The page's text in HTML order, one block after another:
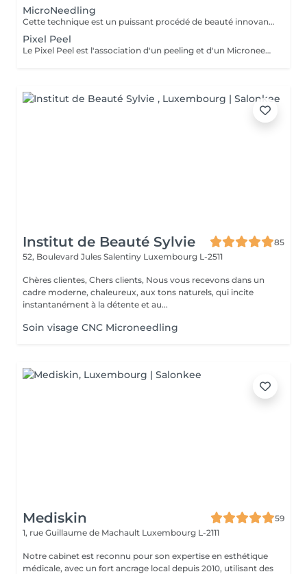
MicroNeedling
Cette technique est un puissant procédé de beauté innovant permettant de traiter les problèmes de peau et le vieillissement de celle-ci par une stimulation intense de la collagenèse. Le traitement idéal pour effacer les rides améliorer la texture de sa peau. 1 soin : 150€ Forfait 5 soins : 675€
Pixel Peel
Le Pixel Peel est l'association d'un peeling et d'un Microneedling dans la même séance, ce qui doublera donc l'efficacité du traitement et donnera des résultats plus rapides et plus durables. Une action de stimulation et régénération programmée dans la même séance avec des combinaisons d'actifs 100% personnalisés en fonction des problématiques traitées. 1 séance : 225€ Forfait 5 séances : 1015€
Institut de Beauté Sylvie
85
52, Boulevard Jules Salentiny Luxembourg L-2511
Chères clientes, Chers clients, Nous vous recevons dans un
cadre moderne, chaleureux, aux tons naturels, qui incite
instantanément à la détente et au...
Soin visage CNC Microneedling
Mediskin
59
1, rue Guillaume de Machault Luxembourg L-2111
Notre cabinet est reconnu pour son expertise en esthétique
médicale, avec un fort ancrage local depuis 2010, utilisant des